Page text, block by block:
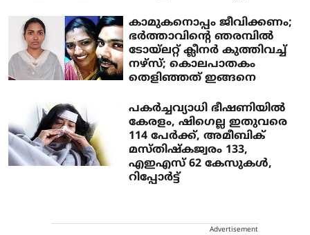
കാമുകനൊപ്പം ജീവിക്കണം;
ഭര്‍ത്താവിന്റെ ഞരമ്പില്‍
ടോയ്‌ലറ്റ് ക്ലീനര്‍ കുത്തിവച്ച്
നഴ്‌സ്; കൊലപാതകം
തെളിഞ്ഞത് ഇങ്ങനെ
പകര്‍ച്ചവ്യാധി ഭീഷണിയില്‍
കേരളം, ഷിഗെല്ല ഇതുവരെ
114 പേർക്ക്, അമീബിക്
മസ്തിഷ്‌കജ്വരം 133,
എഇഎസ് 62 കേസുകള്‍,
റിപ്പോര്‍ട്ട്
Advertisement